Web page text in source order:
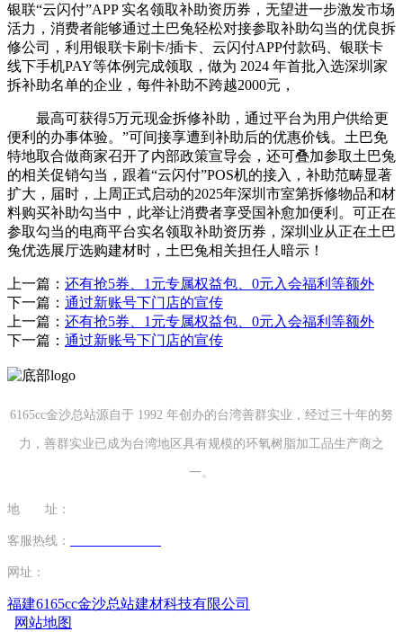
银联“云闪付”APP 实名领取补助资历券，无望进一步激发市场
活力，消费者能够通过土巴兔轻松对接参取补助勾当的优良拆
修公司，利用银联卡刷卡/插卡、云闪付APP付款码、银联卡
线下手机PAY等体例完成领取，做为 2024 年首批入选深圳家
拆补助名单的企业，每件补助不跨越2000元，
最高可获得5万元现金拆修补助，通过平台为用户供给更
便利的办事体验。”可间接享遭到补助后的优惠价钱。土巴免
特地取合做商家召开了内部政策宣导会，还可叠加参取土巴兔
的相关促销勾当，跟着“云闪付”POS机的接入，补助范畴显著
扩大，届时，上周正式启动的2025年深圳市室第拆修物品和材
料购买补助勾当中，此举让消费者享受国补愈加便利。可正在
参取勾当的电商平台实名领取补助资历券，深圳业从正在土巴
兔优选展厅选购建材时，土巴兔相关担任人暗示！
上一篇： 还有抢5券、1元专属权益包、0元入会福利等额外
下一篇： 通过新账号下门店的宣传
上一篇： 还有抢5券、1元专属权益包、0元入会福利等额外
下一篇： 通过新账号下门店的宣传
6165cc金沙总站源自于 1992 年创办的台湾善群实业，经过三十年的努
力，善群实业已成为台湾地区具有规模的环氧树脂加工品生产商之
一。
地 址：
客服热线：
网址：
福建6165cc金沙总站建材科技有限公司
网站地图